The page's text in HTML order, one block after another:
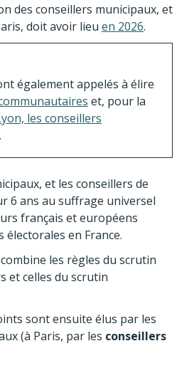
des conseillers municipaux, et
doit avoir lieu en 2026.
également appelés à élire
et, pour la
les conseillers
.
et les conseillers de
6 ans au suffrage universel
français et européens
électorales en France.
combine les règles du scrutin
et celles du scrutin
sont ensuite élus par les
(à Paris, par les conseillers